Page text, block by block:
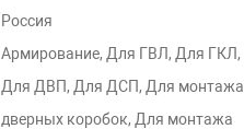
Россия
Армирование, Для ГВЛ, Для ГКЛ,
Для ДВП, Для ДСП, Для монтажа
дверных коробок, Для монтажа